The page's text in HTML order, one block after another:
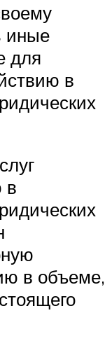
иные
для
в
в
в объеме,